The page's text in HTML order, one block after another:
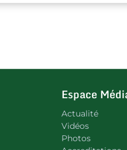
Espace
Actualité
Vidéos
Photos